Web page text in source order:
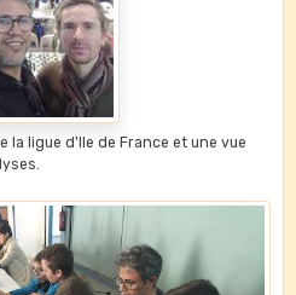
la ligue d'Ile de France et une vue